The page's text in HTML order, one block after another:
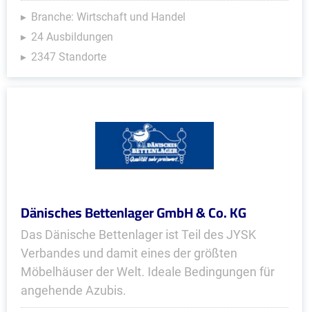
Branche: Wirtschaft und Handel
24 Ausbildungen
2347 Standorte
Dänisches Bettenlager GmbH & Co. KG
Das Dänische Bettenlager ist Teil des JYSK
Verbandes und damit eines der größten
Möbelhäuser der Welt. Ideale Bedingungen für
angehende Azubis.